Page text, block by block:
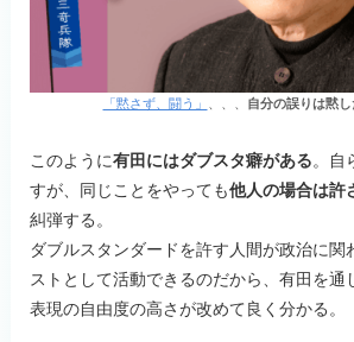
「黙さず、闘う」 、、、 自分の誤りは黙
このように有田にはダブスタ癖がある。自
すが、同じことをやっても他人の場合は許
糾弾する。
ダブルスタンダードを許す人間が政治に関
ストとして活動できるのだから、有田を通
表現の自由度の高さが改めて良く分かる。